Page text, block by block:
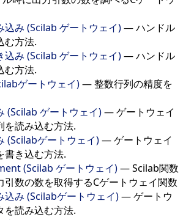
込み (Scilab ゲートウェイ)—ハンドル
む方法.
込み (Scilab ゲートウェイ)—ハンドル
む方法.
ゲートウェイ)—整数行列の精度を
(Scilab ゲートウェイ)—ゲートウェイ
を読み込む方法.
(Scilabゲートウェイ)—ゲートウェイ
書き込む方法.
(Scilab ゲートウェイ)—Scilab関数
引数の数を取得するCゲートウェイ関数
込み (Scilabゲートウェイ)—ゲートウ
を読み込む方法.